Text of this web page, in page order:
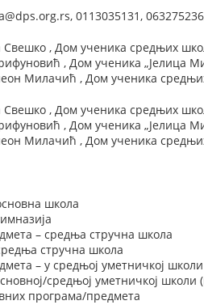
0113035131,
, Дом ученика средњих
, Дом ученика „Јелица
Милачић , Дом ученика
, Дом ученика средњих
, Дом ученика „Јелица
Милачић , Дом ученика
школа
– средња стручна школа
стручна школа
– у средњој уметничкој
средњој уметничкој школи
програма/предмета